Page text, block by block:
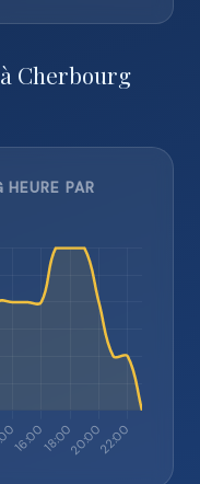
Cherbourg
HEURE PAR